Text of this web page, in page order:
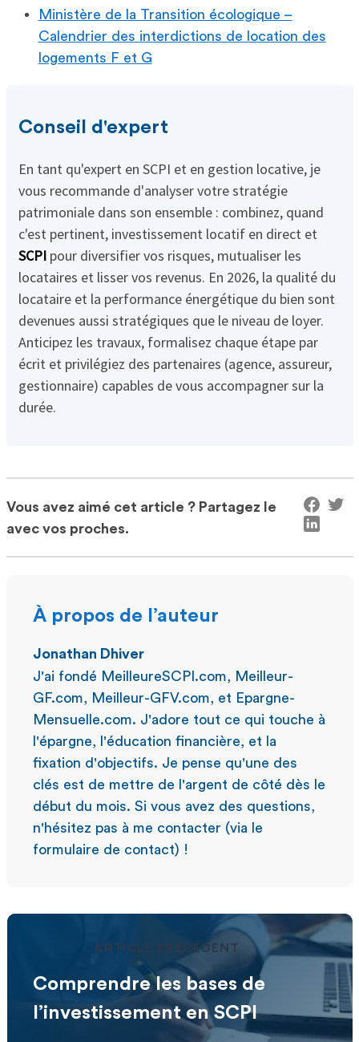
Ministère de la Transition écologique –
Calendrier des interdictions de location des
logements F et G
Conseil d'expert
En tant qu'expert en SCPI et en gestion locative, je
vous recommande d'analyser votre stratégie
patrimoniale dans son ensemble : combinez, quand
c'est pertinent, investissement locatif en direct et
SCPIpour diversifier vos risques, mutualiser les
locataires et lisser vos revenus. En 2026, la qualité du
locataire et la performance énergétique du bien sont
devenues aussi stratégiques que le niveau de loyer.
Anticipez les travaux, formalisez chaque étape par
écrit et privilégiez des partenaires (agence, assureur,
gestionnaire) capables de vous accompagner sur la
durée.
Vous avez aimé cet article ? Partagez le
avec vos proches.
À propos de l’auteur
Jonathan Dhiver
J'ai fondé MeilleureSCPI.com, Meilleur-
GF.com, Meilleur-GFV.com, et Epargne-
Mensuelle.com. J'adore tout ce qui touche à
l'épargne, l'éducation financière, et la
fixation d'objectifs. Je pense qu'une des
clés est de mettre de l'argent de côté dès le
début du mois. Si vous avez des questions,
n'hésitez pas à me contacter (via le
formulaire de contact) !
ARTICLE PRÉCÉDENT
Comprendre les bases de
l’investissement en SCPI